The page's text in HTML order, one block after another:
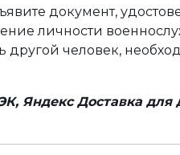
документ,
личности
другой человек,
Яндекс Доставка для